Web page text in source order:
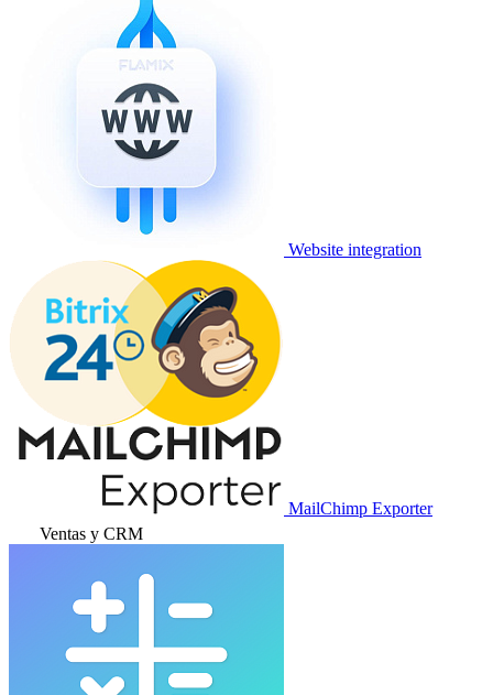
Website integration
MailChimp Exporter
Ventas y CRM